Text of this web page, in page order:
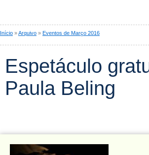
Início »Arquivo » Eventos de Março 2016
Espetáculo
Paula Beling